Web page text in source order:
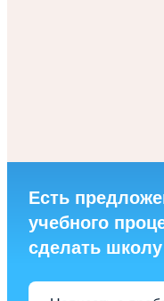
Есть
учебного
сделать